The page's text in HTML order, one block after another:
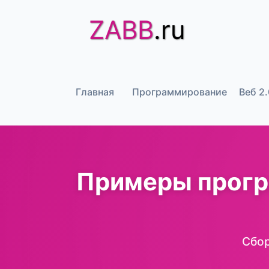
ZABB.ru
Главная Программирование Веб
Примеры